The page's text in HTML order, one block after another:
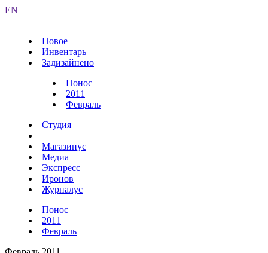
EN
Новое
Инвентарь
Задизайнено
Понос
2011
Февраль
Студия
Магазинус
Медиа
Экспресс
Иронов
Журналус
Понос
2011
Февраль